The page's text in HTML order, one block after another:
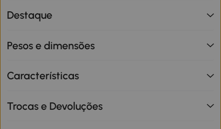
Destaque
Pesos e dimensões
Características
Trocas e Devoluções